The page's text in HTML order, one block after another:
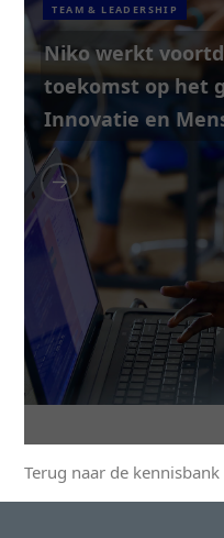
TEAM & LEADERSHIP
Niko werkt
toekomst op het
Innovatie en
Terug naar de kennisbank